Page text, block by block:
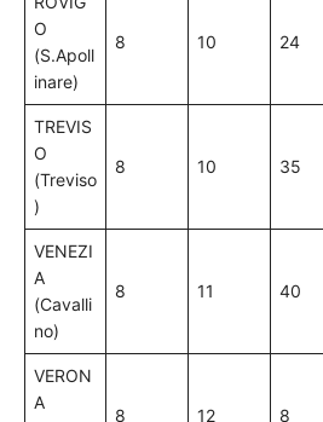
O
(S.Apoll
inare)
8 10 24
TREVIS
O
(Treviso
)
8 10 35
VENEZI
A
(Cavalli
no)
8 11 40
VERON
A
8 12 8